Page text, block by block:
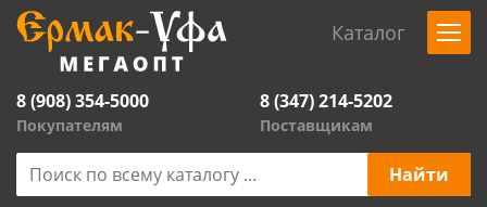
Каталог
8 (908) 354-5000
Покупателям
8 (347) 214-5202
Поставщикам